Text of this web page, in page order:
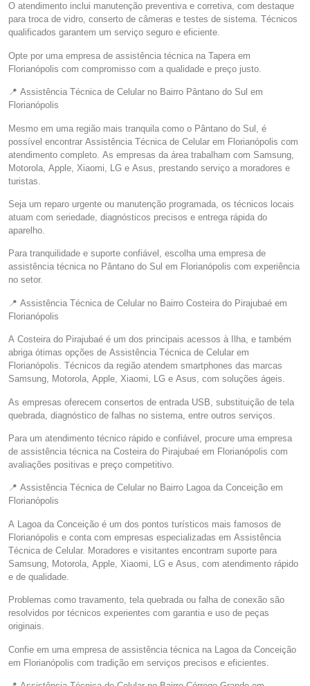
O atendimento inclui manutenção preventiva e corretiva, com destaque
para troca de vidro, conserto de câmeras e testes de sistema. Técnicos
qualificados garantem um serviço seguro e eficiente.
Opte por uma empresa de assistência técnica na Tapera em
Florianópolis com compromisso com a qualidade e preço justo.
📍 Assistência Técnica de Celular no Bairro Pântano do Sul em
Florianópolis
Mesmo em uma região mais tranquila como o Pântano do Sul, é
possível encontrar Assistência Técnica de Celular em Florianópolis com
atendimento completo. As empresas da área trabalham com Samsung,
Motorola, Apple, Xiaomi, LG e Asus, prestando serviço a moradores e
turistas.
Seja um reparo urgente ou manutenção programada, os técnicos locais
atuam com seriedade, diagnósticos precisos e entrega rápida do
aparelho.
Para tranquilidade e suporte confiável, escolha uma empresa de
assistência técnica no Pântano do Sul em Florianópolis com experiência
no setor.
📍 Assistência Técnica de Celular no Bairro Costeira do Pirajubaé em
Florianópolis
A Costeira do Pirajubaé é um dos principais acessos à Ilha, e também
abriga ótimas opções de Assistência Técnica de Celular em
Florianópolis. Técnicos da região atendem smartphones das marcas
Samsung, Motorola, Apple, Xiaomi, LG e Asus, com soluções ágeis.
As empresas oferecem consertos de entrada USB, substituição de tela
quebrada, diagnóstico de falhas no sistema, entre outros serviços.
Para um atendimento técnico rápido e confiável, procure uma empresa
de assistência técnica na Costeira do Pirajubaé em Florianópolis com
avaliações positivas e preço competitivo.
📍 Assistência Técnica de Celular no Bairro Lagoa da Conceição em
Florianópolis
A Lagoa da Conceição é um dos pontos turísticos mais famosos de
Florianópolis e conta com empresas especializadas em Assistência
Técnica de Celular. Moradores e visitantes encontram suporte para
Samsung, Motorola, Apple, Xiaomi, LG e Asus, com atendimento rápido
e de qualidade.
Problemas como travamento, tela quebrada ou falha de conexão são
resolvidos por técnicos experientes com garantia e uso de peças
originais.
Confie em uma empresa de assistência técnica na Lagoa da Conceição
em Florianópolis com tradição em serviços precisos e eficientes.